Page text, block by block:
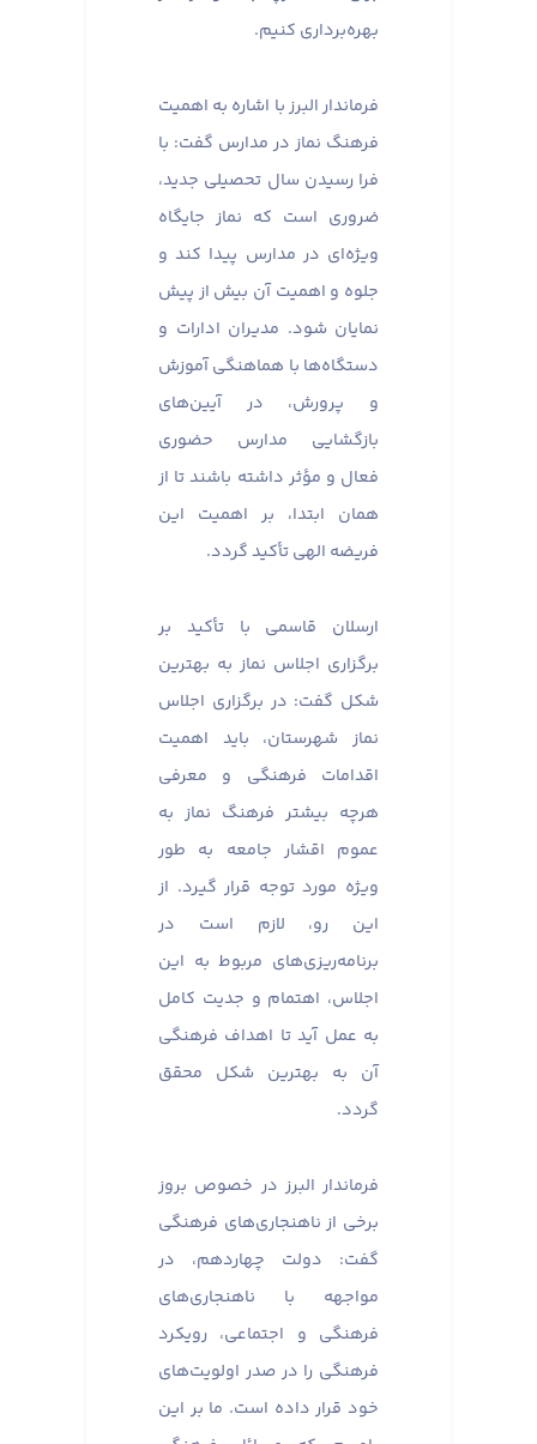
بهره‌برداری کنیم.
فرماندار البرز با اشاره به اهمیت
فرهنگ نماز در مدارس گفت: با
فرا رسیدن سال تحصیلی جدید،
ضروری است که نماز جایگاه
ویژه‌ای در مدارس پیدا کند و
جلوه و اهمیت آن بیش از پیش
نمایان شود. مدیران ادارات و
دستگاه‌ها با هماهنگی آموزش
و پرورش، در آیین‌های
بازگشایی مدارس حضوری
فعال و مؤثر داشته باشند تا از
همان ابتدا، بر اهمیت این
فریضه الهی تأکید گردد.
ارسلان قاسمی با تأکید بر
برگزاری اجلاس نماز به بهترین
شکل گفت: در برگزاری اجلاس
نماز شهرستان، باید اهمیت
اقدامات فرهنگی و معرفی
هرچه بیشتر فرهنگ نماز به
عموم اقشار جامعه به طور
ویژه مورد توجه قرار گیرد. از
این رو، لازم است در
برنامه‌ریزی‌های مربوط به این
اجلاس، اهتمام و جدیت کامل
به عمل آید تا اهداف فرهنگی
آن به بهترین شکل محقق
گردد.
فرماندار البرز در خصوص بروز
برخی از ناهنجاری‌های فرهنگی
گفت: دولت چهاردهم، در
مواجهه با ناهنجاری‌های
فرهنگی و اجتماعی، رویکرد
فرهنگی را در صدر اولویت‌های
خود قرار داده است. ما بر این